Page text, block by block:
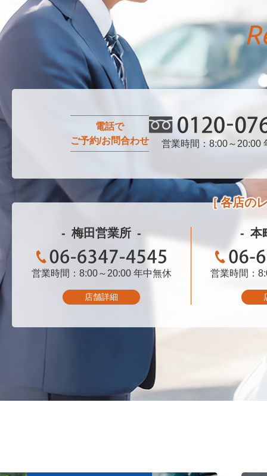
電話で
ご予約/お問合わせ
0120-076-750
営業時間：8:00～20:00
各店の
梅田営業所
06-6347-4545
営業時間：8:00～20:00 年中無休
店舗詳細
本
営業時間：